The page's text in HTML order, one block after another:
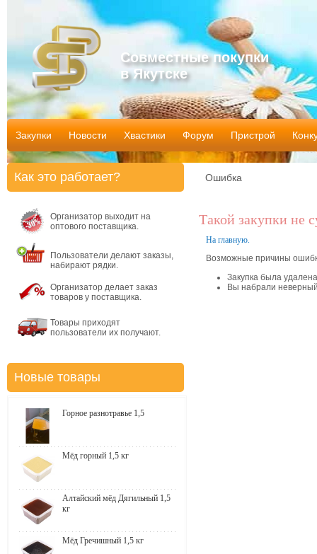
Совместные покупки
в Якутске
Закупки Новости Хвастики Форум Пристрой
Ошибка
Такой закупки не
На главную.
Возможные причины
Закупка была удалена
Вы набрали
Как это работает?
Организатор выходит на
оптового поставщика.
Пользователи делают заказы,
набирают рядки.
Организатор делает заказ
товаров у поставщика.
Товары приходят
пользователи их получают.
Новые товары
Горное разнотравье 1,5
Мёд горный 1,5 кг
Алтайский мёд Дягильный 1,5
кг
Мёд Гречишный 1,5 кг